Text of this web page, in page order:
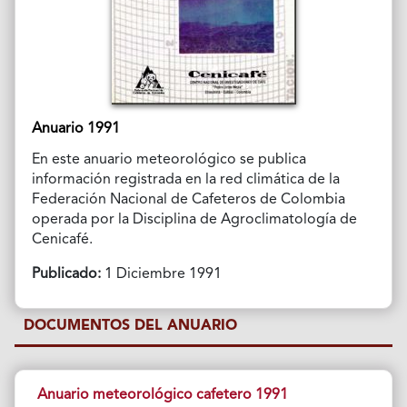
Anuario 1991
En este anuario meteorológico se publica
información registrada en la red climática de la
Federación Nacional de Cafeteros de Colombia
operada por la Disciplina de Agroclimatología de
Cenicafé.
Publicado:1 Diciembre 1991
DOCUMENTOS DEL ANUARIO
Anuario meteorológico cafetero 1991